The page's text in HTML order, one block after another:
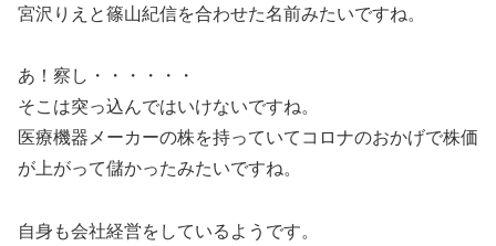
宮沢りえと篠山紀信を合わせた名前みたいですね。
あ！察し・・・・・・
そこは突っ込んではいけないですね。
医療機器メーカーの株を持っていてコロナのおかげで株価
が上がって儲かったみたいですね。
自身も会社経営をしているようです。